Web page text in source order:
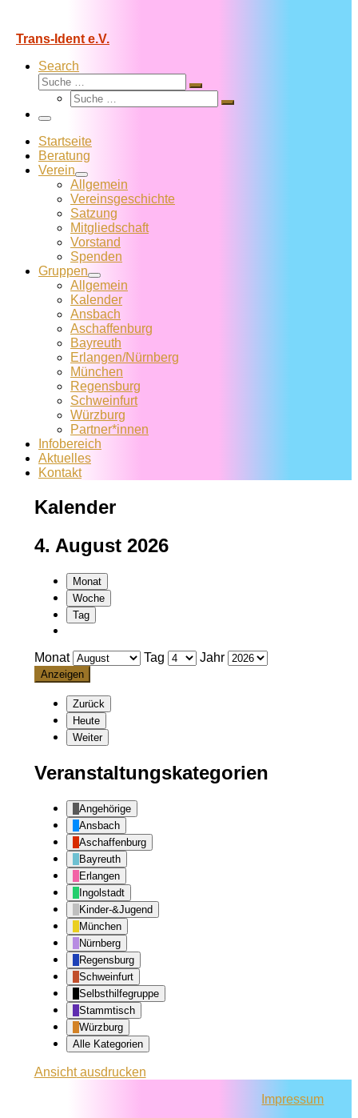
Trans-Ident e.V.
Search
Suche
Suche
Suche
Suche
Menü
Startseite
Beratung
Verein
Allgemein
Vereins­geschichte
Satzung
Mitglied­schaft
Vorstand
Spenden
Gruppen
Allgemein
Kalender
Ansbach
Aschaffenburg
Bayreuth
Erlangen/Nürnberg
München
Regensburg
Schweinfurt
Würzburg
Partner*innen
Infobereich
Aktuelles
Kontakt
Kalender
4. August 2026
Monat
Woche
Tag
Monat Tag Jahr
Zurück
Heute
Weiter
Veranstaltungskategorien
Angehörige
Ansbach
Aschaffenburg
Bayreuth
Erlangen
Ingolstadt
Kinder-&Jugend
München
Nürnberg
Regensburg
Schweinfurt
Selbsthilfegruppe
Stammtisch
Würzburg
Alle Kategorien
Ansichtausdrucken
Impressum